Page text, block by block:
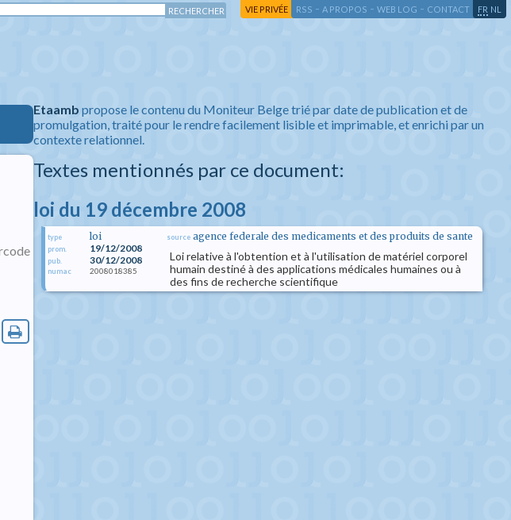
VIE PRIVÉE RSS - A PROPOS - WEB LOG - CONTACT FR NL
Etaamb propose le contenu du Moniteur Belge trié par date de publication et de
promulgation, traité pour le rendre facilement lisible et imprimable, et enrichi par un
contexte relationnel.
Textes mentionnés par ce document:
loi du 19 décembre 2008
type loi
prom. 19/12/2008
pub. 30/12/2008
numac 2008018385
source agence federale des medicaments et des produits de sante
Loi relative à l'obtention et à l'utilisation de matériel corporel
humain destiné à des applications médicales humaines ou à
des fins de recherche scientifique